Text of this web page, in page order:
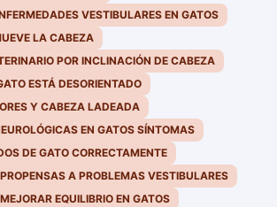
VESTIBULARES EN GATOS
LA CABEZA
POR INCLINACIÓN DE CABEZA
ESTÁ DESORIENTADO
Y CABEZA LADEADA
EN GATOS SÍNTOMAS
DE GATO CORRECTAMENTE
A PROBLEMAS VESTIBULARES
EQUILIBRIO EN GATOS